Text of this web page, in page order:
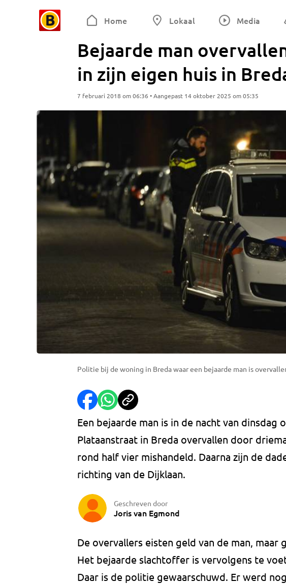
Home Lokaal Media
Bejaarde man
in zijn eigen huis in
7 februari 2018 om 06:36 • Aangepast 14 oktober 2025 om 05:35
Politie bij de woning in Breda waar een bejaarde man is
Een bejaarde man is in de nacht van dinsdag
Plataanstraat in Breda overvallen door
rond half vier mishandeld. Daarna zijn de
richting van de Dijklaan.
Geschreven door
Joris van Egmond
De overvallers eisten geld van de man,
Het bejaarde slachtoffer is vervolgens te
Daar is de politie gewaarschuwd. Er werd